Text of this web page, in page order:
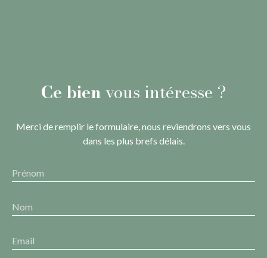
Ce bienvous intéresse ?
Merci de remplir le formulaire, nous reviendrons vers vous
dans les plus brefs délais.
Prénom
Nom
Email